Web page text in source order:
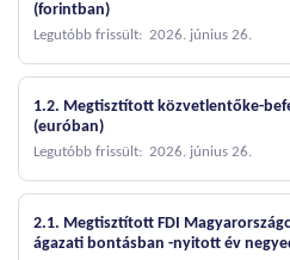
(forintban)
Legutóbb frissült: 2026. június 26.
1.2. Megtisztított közvetlentőke-
(euróban)
Legutóbb frissült: 2026. június 26.
2.1. Megtisztított FDI
ágazati bontásban -nyitott év